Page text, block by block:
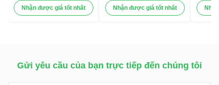
hạt hạt máy đóng gói
thực phẩm
Nhận được giá tốt nhất
Dâu khô
Nhận được giá tốt nhất
đóng
loại
Gửi yêu cầu của bạn trực tiếp đến chúng tôi